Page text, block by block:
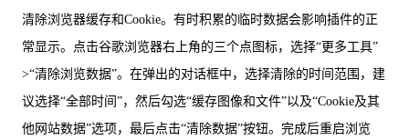
清除浏览器缓存和Cookie。有时积累的临时数据会影响插件的正
常显示。点击谷歌浏览器右上角的三个点图标，选择“更多工具”
>“清除浏览数据”。在弹出的对话框中，选择清除的时间范围，建
议选择“全部时间”，然后勾选“缓存图像和文件”以及“Cookie及其
他网站数据”选项，最后点击“清除数据”按钮。完成后重启浏览